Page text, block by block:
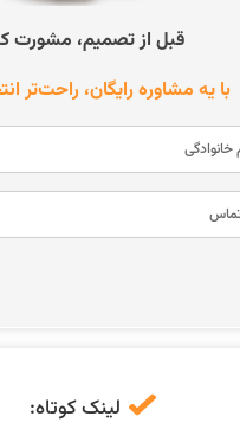
قبل از تصمیم، مشورت
با یه مشاوره رایگان، راحت‌تر
لینک کوتاه: